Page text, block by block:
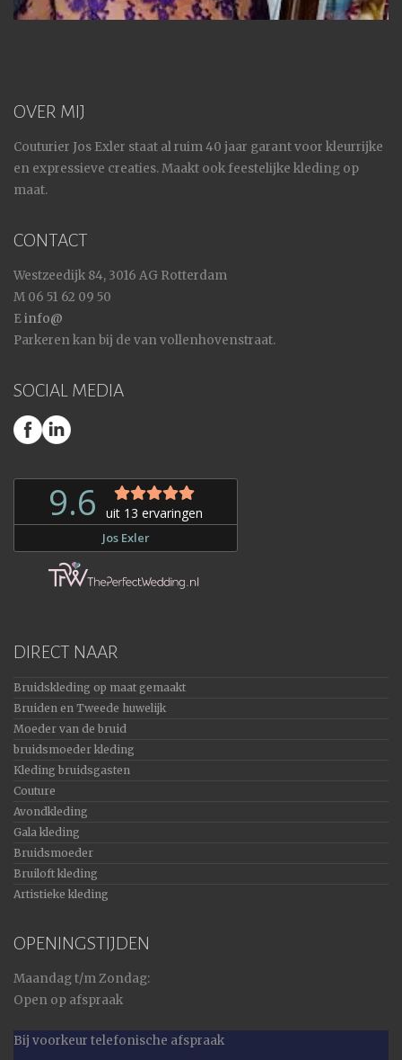
OVER MIJ
Couturier Jos Exler staat al ruim 40 jaar garant voor kleurrijke
en expressieve creaties. Maakt ook feestelijke kleding op
maat.
CONTACT
Westzeedijk 84, 3016 AG Rotterdam
M 06 51 62 09 50
Einfo@
Parkeren kan bij de van vollenhovenstraat.
SOCIAL MEDIA
DIRECT NAAR
Bruidskleding op maat gemaakt
Bruiden en Tweede huwelijk
Moeder van de bruid
bruidsmoeder kleding
Kleding bruidsgasten
Couture
Avondkleding
Gala kleding
Bruidsmoeder
Bruiloft kleding
Artistieke kleding
OPENINGSTIJDEN
Maandag t/m Zondag:
Open op afspraak
Bij voorkeur telefonische afspraak